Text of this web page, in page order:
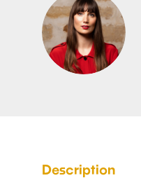
EC
Description